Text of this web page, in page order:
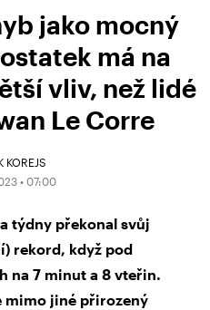
jako mocný
má na
vliv, než lidé
Le Corre
KOREJS
• 07:00
týdny překonal svůj
rekord, když pod
na 7 minut a 8 vteřin.
mimo jiné přirozený